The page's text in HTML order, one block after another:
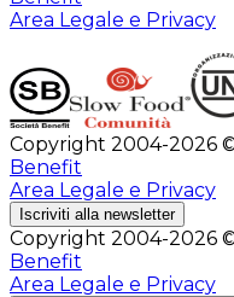
Area Legale e Privacy
Copyright 2004-2026
Benefit
Area Legale e Privacy
Iscriviti alla newsletter
Copyright 2004-2026
Benefit
Area Legale e Privacy